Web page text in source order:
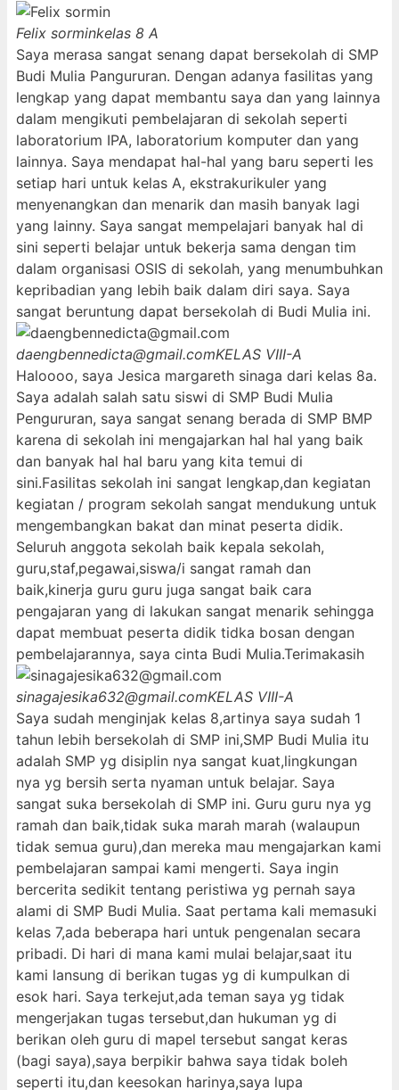
Felix sorminkelas 8 A
Saya merasa sangat senang dapat bersekolah di SMP
Budi Mulia Pangururan. Dengan adanya fasilitas yang
lengkap yang dapat membantu saya dan yang lainnya
dalam mengikuti pembelajaran di sekolah seperti
laboratorium IPA, laboratorium komputer dan yang
lainnya. Saya mendapat hal-hal yang baru seperti les
setiap hari untuk kelas A, ekstrakurikuler yang
menyenangkan dan menarik dan masih banyak lagi
yang lainny. Saya sangat mempelajari banyak hal di
sini seperti belajar untuk bekerja sama dengan tim
dalam organisasi OSIS di sekolah, yang menumbuhkan
kepribadian yang lebih baik dalam diri saya. Saya
sangat beruntung dapat bersekolah di Budi Mulia ini.
daengbennedicta@gmail.comKELAS VIII-A
Haloooo, saya Jesica margareth sinaga dari kelas 8a.
Saya adalah salah satu siswi di SMP Budi Mulia
Pengururan, saya sangat senang berada di SMP BMP
karena di sekolah ini mengajarkan hal hal yang baik
dan banyak hal hal baru yang kita temui di
sini.Fasilitas sekolah ini sangat lengkap,dan kegiatan
kegiatan / program sekolah sangat mendukung untuk
mengembangkan bakat dan minat peserta didik.
Seluruh anggota sekolah baik kepala sekolah,
guru,staf,pegawai,siswa/i sangat ramah dan
baik,kinerja guru guru juga sangat baik cara
pengajaran yang di lakukan sangat menarik sehingga
dapat membuat peserta didik tidka bosan dengan
pembelajarannya, saya cinta Budi Mulia.Terimakasih
sinagajesika632@gmail.comKELAS VIII-A
Saya sudah menginjak kelas 8,artinya saya sudah 1
tahun lebih bersekolah di SMP ini,SMP Budi Mulia itu
adalah SMP yg disiplin nya sangat kuat,lingkungan
nya yg bersih serta nyaman untuk belajar. Saya
sangat suka bersekolah di SMP ini. Guru guru nya yg
ramah dan baik,tidak suka marah marah (walaupun
tidak semua guru),dan mereka mau mengajarkan kami
pembelajaran sampai kami mengerti. Saya ingin
bercerita sedikit tentang peristiwa yg pernah saya
alami di SMP Budi Mulia. Saat pertama kali memasuki
kelas 7,ada beberapa hari untuk pengenalan secara
pribadi. Di hari di mana kami mulai belajar,saat itu
kami lansung di berikan tugas yg di kumpulkan di
esok hari. Saya terkejut,ada teman saya yg tidak
mengerjakan tugas tersebut,dan hukuman yg di
berikan oleh guru di mapel tersebut sangat keras
(bagi saya),saya berpikir bahwa saya tidak boleh
seperti itu,dan keesokan harinya,saya lupa